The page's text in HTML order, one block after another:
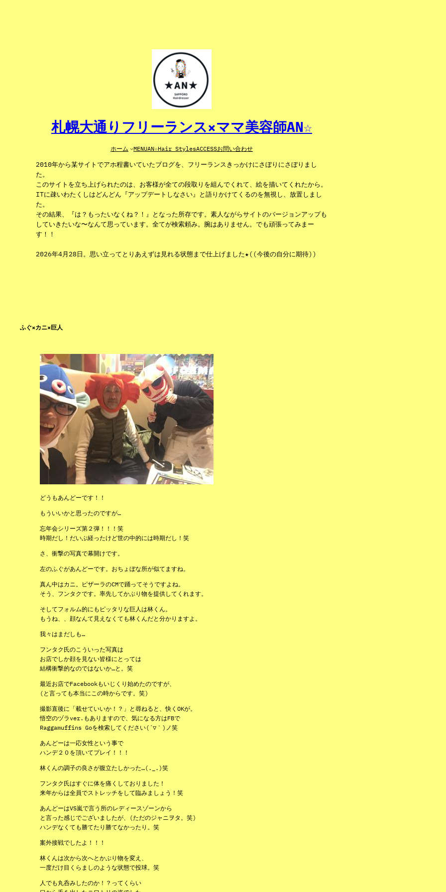
札幌大通りフリーランス×ママ美容師AN☆
ホーム MENUAN☆Hair StylesACCESSお問い合わせ
2010年から某サイトでアホ程書いていたブログを、フリーランスきっかけにさぼりにさぼりまし
た。
このサイトを立ち上げられたのは、お客様が全ての段取りを組んでくれて、絵を描いてくれたから。
ITに疎いわたくしはどんどん『アップデートしなさい』と語りかけてくるのを無視し、放置しまし
た。
その結果、『は？もったいなくね？！』となった所存です。素人ながらサイトのバージョンアップも
していきたいな〜なんて思っています。全てが検索頼み。腕はありません。でも頑張ってみまー
す！！
2026年4月28日。思い立ってとりあえずは見れる状態まで仕上げました★((今後の自分に期待))
ふぐ×カニ×巨人
どうもあんどーです！！
もういいかと思ったのですが…
忘年会シリーズ第２弾！！！笑
時期だし！だいぶ経ったけど世の中的には時期だし！笑
さ、衝撃の写真で幕開けです。
左のふぐがあんどーです。おちょぼな所が似てますね。
真ん中はカニ。ピザーラのCMで踊ってそうですよね。
そう、フンタクです。率先してかぶり物を提供してくれます。
そしてフォルム的にもピッタリな巨人は林くん。
もうね、、顔なんて見えなくても林くんだと分かりますよ。
我々はまだしも…
フンタク氏のこういった写真は
お店でしか顔を見ない皆様にとっては
結構衝撃的なのではないか…と。笑
最近お店でFacebookもいじくり始めたのですが、
(と言っても本当にこの時からです。笑)
撮影直後に「載せていいか！？」と尋ねると、快くOKが。
悟空のヅラver.もありますので、気になる方はFBで
Raggamuffins Goを検索してください(´▽｀)ノ笑
あんどーは一応女性という事で
ハンデ２０を頂いてプレイ！！！
林くんの調子の良さが腹立たしかった…(._.)笑
フンタク氏はすぐに体を痛くしておりました！
来年からは全員でストレッチをして臨みましょう！笑
あんどーはVS嵐で言う所のレディースゾーンから
と言った感じでございましたが、(ただのジャニヲタ。笑)
ハンデなくても勝てたり勝てなかったり。笑
案外接戦でしたよ！！！
林くんは次から次へとかぶり物を変え、
一度だけ目くらましのような状態で投球。笑
人でも丸呑みしたのか！？ってくらい